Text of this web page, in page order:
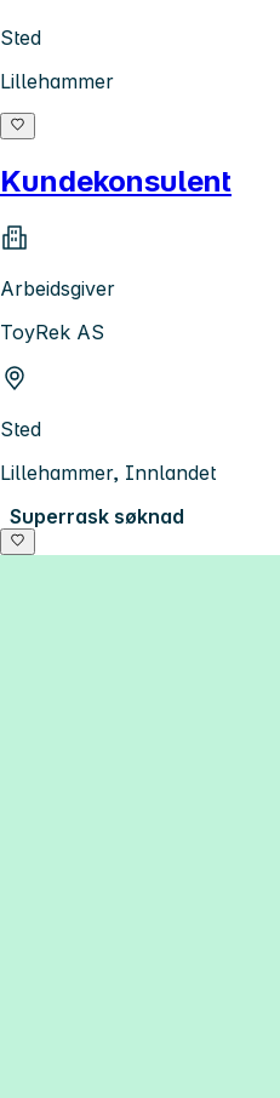
Sted
Lillehammer
Kundekonsulent
Arbeidsgiver
ToyRek AS
Sted
Lillehammer, Innlandet
Superrask søknad